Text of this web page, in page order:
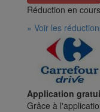
Réduction en cours
» Voir les
Application
Grâce à